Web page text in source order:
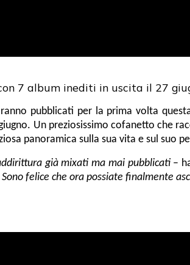
7 album inediti in uscita il 27
pubblicati per la prima volta
. Un preziosissimo cofanetto che
panoramica sulla sua vita e sul suo
già mixati ma mai pubblicati –
felice che ora possiate finalmente